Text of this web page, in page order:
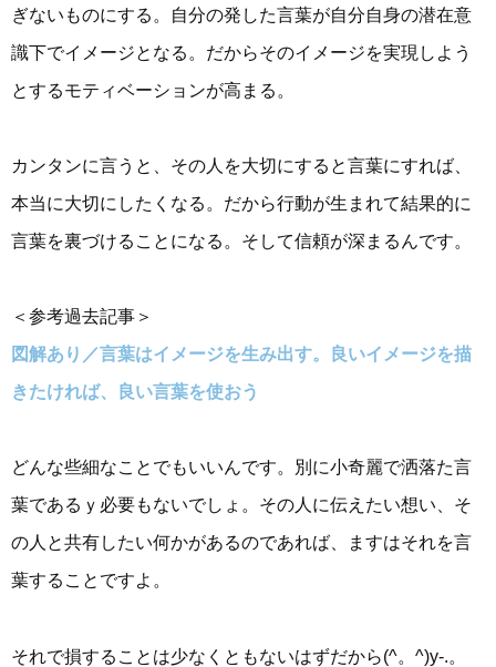
ぎないものにする。自分の発した言葉が自分自身の潜在意
識下でイメージとなる。だからそのイメージを実現しよう
とするモティベーションが高まる。
カンタンに言うと、その人を大切にすると言葉にすれば、
本当に大切にしたくなる。だから行動が生まれて結果的に
言葉を裏づけることになる。そして信頼が深まるんです。
＜参考過去記事＞
図解あり／言葉はイメージを生み出す。良いイメージを描
きたければ、良い言葉を使おう
どんな些細なことでもいいんです。別に小奇麗で洒落た言
葉であるｙ必要もないでしょ。その人に伝えたい想い、そ
の人と共有したい何かがあるのであれば、ますはそれを言
葉することですよ。
それで損することは少なくともないはずだから(^。^)y-.。